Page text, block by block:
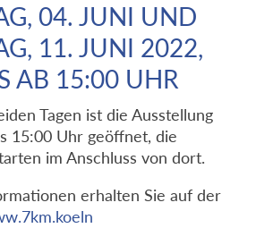
04. JUNI UND
11. JUNI 2022,
AB 15:00 UHR
Tagen ist die Ausstellung
15:00 Uhr geöffnet, die
im Anschluss von dort.
erhalten Sie auf der